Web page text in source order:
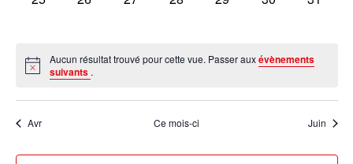
Aucun résultat trouvé pour cette vue. Passer auxévènements
suivants .
Avr Ce mois-ci Juin